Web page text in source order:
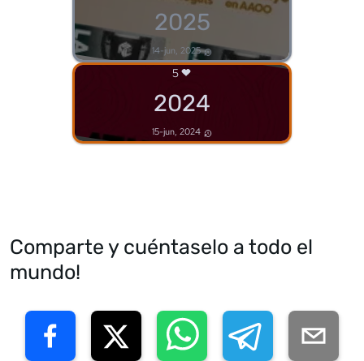
2025
14-jun, 2025
5
2024
15-jun, 2024
Comparte y cuéntaselo a todo el
mundo!